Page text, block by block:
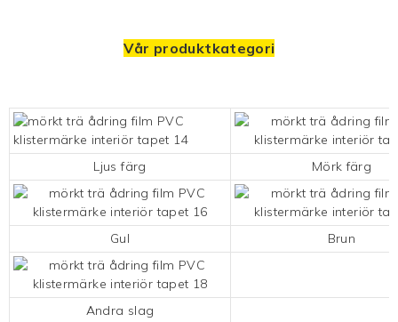
Vår produktkategori
Ljus färg Mörk färg
Gul Brun
Andra slag